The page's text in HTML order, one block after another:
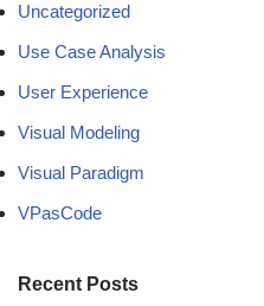
Uncategorized
Use Case Analysis
User Experience
Visual Modeling
Visual Paradigm
VPasCode
Recent Posts